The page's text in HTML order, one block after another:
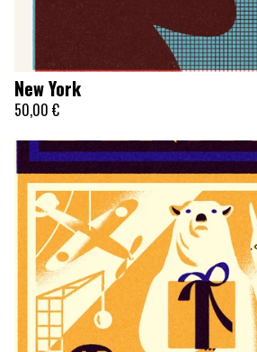
New York
50,00 €